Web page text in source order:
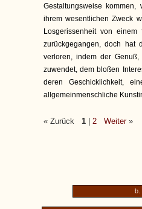
Gestaltungsweise
ihrem wesentlichen Zweck
Losgerissenheit von
zurückgegangen, doch hat
verloren, indem der
zuwendet, dem bloßen
deren Geschicklichkeit,
allgemeinmenschliche
« Zurück 1 2 Weiter»
b.